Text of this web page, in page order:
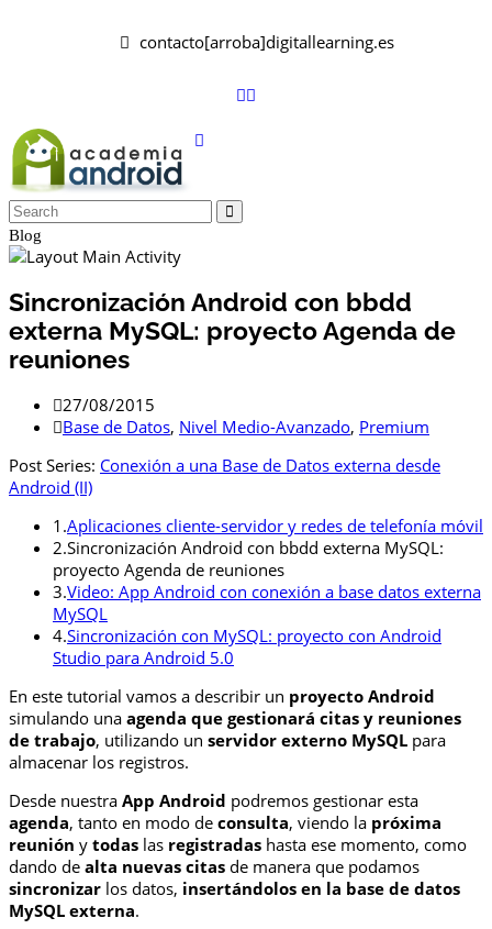
contacto[arroba]digitallearning.es
Blog
Sincronización Android con bbdd
externa MySQL: proyecto Agenda de
reuniones
27/08/2015
Base de Datos, Nivel Medio-Avanzado, Premium
Post Series: Conexión a una Base de Datos externa desde
Android (II)
1.Aplicaciones cliente-servidor y redes de telefonía móvil
2.Sincronización Android con bbdd externa MySQL:
proyecto Agenda de reuniones
3.Video: App Android con conexión a base datos externa
MySQL
4.Sincronización con MySQL: proyecto con Android
Studio para Android 5.0
En este tutorial vamos a describir un proyecto Android
simulando una agenda que gestionará citas y reuniones
de trabajo, utilizando un servidor externo MySQL para
almacenar los registros.
Desde nuestra App Android podremos gestionar esta
agenda, tanto en modo de consulta, viendo la próxima
reunión y todas las registradas hasta ese momento, como
dando de alta nuevas citas de manera que podamos
sincronizar los datos, insertándolos en la base de datos
MySQL externa.